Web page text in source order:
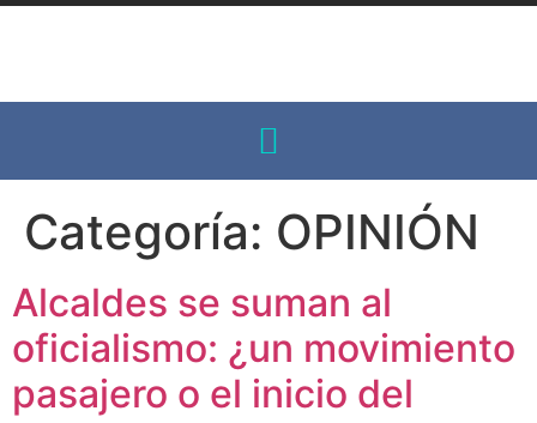
Categoría: OPINIÓN
Alcaldes se suman al
oficialismo: ¿un movimiento
pasajero o el inicio del